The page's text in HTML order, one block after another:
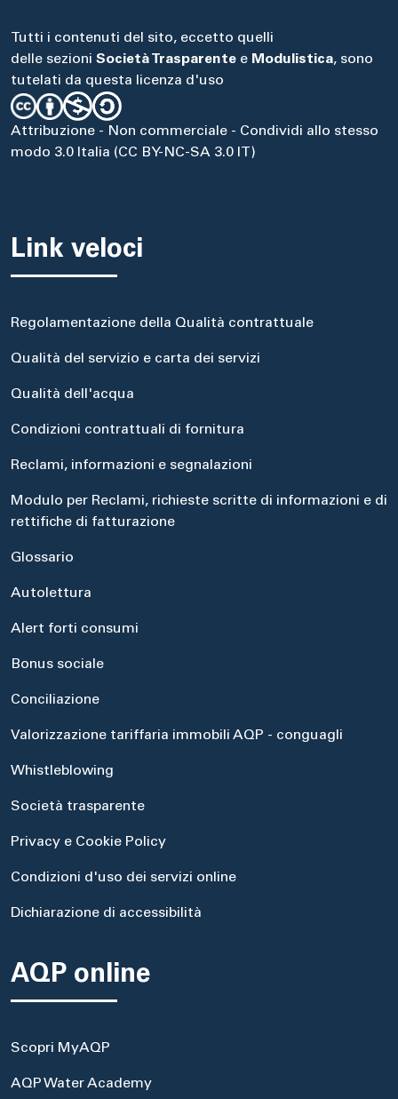
Tutti i contenuti del sito, eccetto quelli
delle sezioni Società Trasparente e Modulistica, sono
tutelati da questa licenza d'uso
Attribuzione - Non commerciale - Condividi allo stesso
modo 3.0 Italia (CC BY-NC-SA 3.0 IT)
Link veloci
Regolamentazione della Qualità contrattuale
Qualità del servizio e carta dei servizi
Qualità dell'acqua
Condizioni contrattuali di fornitura
Reclami, informazioni e segnalazioni
Modulo per Reclami, richieste scritte di informazioni e di
rettifiche di fatturazione
Glossario
Autolettura
Alert forti consumi
Bonus sociale
Conciliazione
Valorizzazione tariffaria immobili AQP - conguagli
Whistleblowing
Società trasparente
Privacy e Cookie Policy
Condizioni d'uso dei servizi online
Dichiarazione di accessibilità
AQP online
Scopri MyAQP
AQP Water Academy